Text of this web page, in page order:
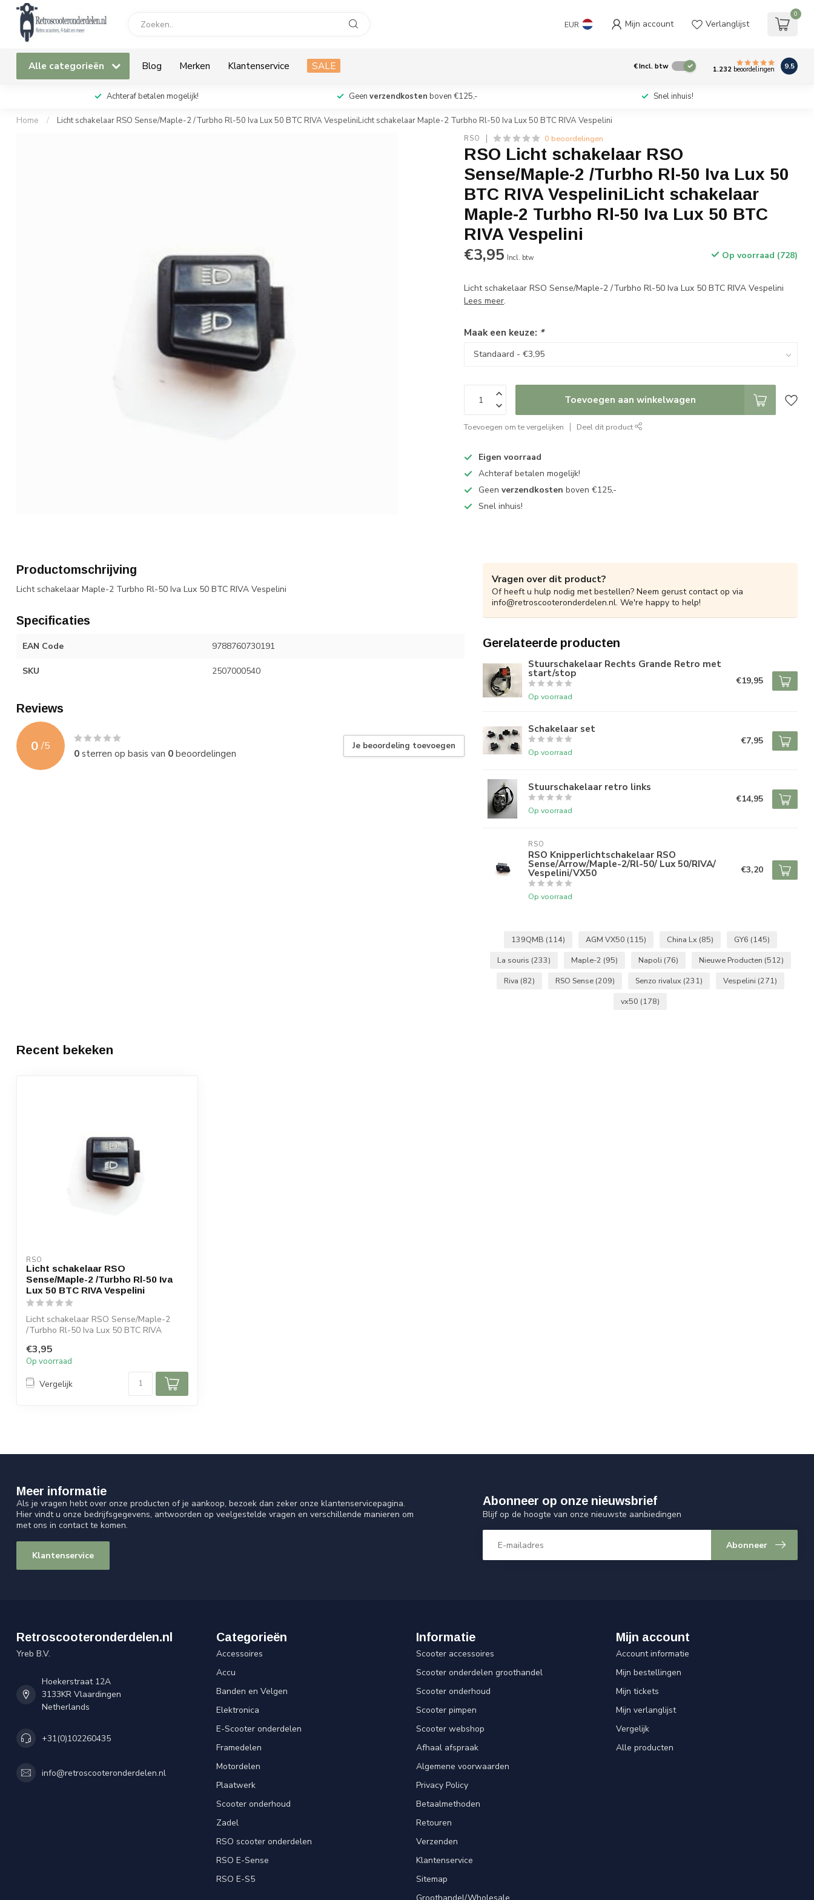
EUR Mijn account Verlanglijst
0
Alle categorieën Blog Merken Klantenservice SALE €Incl. btw 1.232 beoordelingen 9.5
Achteraf betalen mogelijk! Geen verzendkosten boven €125,- Snel inhuis!
Home / Licht schakelaar RSO Sense/Maple-2 /Turbho Rl-50 Iva Lux 50 BTC RIVA VespeliniLicht schakelaar Maple-2 Turbho Rl-50 Iva Lux 50 BTC RIVA Vespelini
RSO 0 beoordelingen
RSO Licht schakelaar RSO
Sense/Maple-2 /Turbho Rl-50 Iva Lux 50
BTC RIVA VespeliniLicht schakelaar
Maple-2 Turbho Rl-50 Iva Lux 50 BTC
RIVA Vespelini
€3,95 Incl. btw Op voorraad (728)
Licht schakelaar RSO Sense/Maple-2 /Turbho Rl-50 Iva Lux 50 BTC RIVA Vespelini
Lees meer.
Maak een keuze: *
Toevoegen aan winkelwagen
Toevoegen om te vergelijken Deel dit product
Eigen voorraad
Achteraf betalen mogelijk!
Geenverzendkosten boven €125,-
Snel inhuis!
Productomschrijving
Licht schakelaar Maple-2 Turbho Rl-50 Iva Lux 50 BTC RIVA Vespelini
Specificaties
EAN Code 9788760730191
SKU 2507000540
Reviews
0 /5
0sterren op basis van 0beoordelingen
Je beoordeling toevoegen
Vragen over dit product?
Of heeft u hulp nodig met bestellen? Neem gerust contact op via
info@retroscooteronderdelen.nl. We're happy to help!
Gerelateerde producten
Stuurschakelaar Rechts Grande Retro met
start/stop
Op voorraad
€19,95
Schakelaar set
Op voorraad
€7,95
Stuurschakelaar retro links
Op voorraad
€14,95
RSO
RSO Knipperlichtschakelaar RSO
Sense/Arrow/Maple-2/Rl-50/ Lux 50/RIVA/
Vespelini/VX50
Op voorraad
€3,20
139QMB (114) AGM VX50 (115) China Lx (85) GY6 (145)
La souris (233) Maple-2 (95) Napoli (76) Nieuwe Producten (512)
Riva (82) RSO Sense (209) Senzo rivalux (231) Vespelini (271)
vx50 (178)
Recent bekeken
RSO
Licht schakelaar RSO
Sense/Maple-2 /Turbho Rl-50 Iva
Lux 50 BTC RIVA Vespelini
Licht schakelaar RSO Sense/Maple-2
/Turbho Rl-50 Iva Lux 50 BTC RIVA
€3,95
Op voorraad
Vergelijk
Meer informatie
Als je vragen hebt over onze producten of je aankoop, bezoek dan zeker onze klantenservicepagina.
Hier vindt u onze bedrijfsgegevens, antwoorden op veelgestelde vragen en verschillende manieren om
met ons in contact te komen.
Klantenservice
Abonneer op onze nieuwsbrief
Blijf op de hoogte van onze nieuwste aanbiedingen
Abonneer
Retroscooteronderdelen.nl
Yreb B.V.
Hoekerstraat 12A
3133KR Vlaardingen
Netherlands
+31(0)102260435
info@retroscooteronderdelen.nl
Categorieën
Accessoires
Accu
Banden en Velgen
Elektronica
E-Scooter onderdelen
Framedelen
Motordelen
Plaatwerk
Scooter onderhoud
Zadel
RSO scooter onderdelen
RSO E-Sense
RSO E-S5
Informatie
Scooter accessoires
Scooter onderdelen groothandel
Scooter onderhoud
Scooter pimpen
Scooter webshop
Afhaal afspraak
Algemene voorwaarden
Privacy Policy
Betaalmethoden
Retouren
Verzenden
Klantenservice
Sitemap
Mijn account
Account informatie
Mijn bestellingen
Mijn tickets
Mijn verlanglijst
Vergelijk
Alle producten